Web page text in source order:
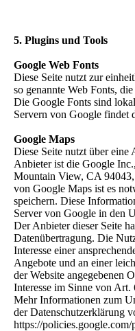
5. Plugins und Tools
Google Web Fonts
Diese Seite nutzt zur
so genannte Web Fonts,
Die Google Fonts sind
Servern von Google findet
Google Maps
Diese Seite nutzt über
Anbieter ist die Google
Mountain View, CA
von Google Maps ist es
speichern. Diese
Server von Google in den
Der Anbieter dieser Seite
Datenübertragung. Die
Interesse einer
Angebote und an einer
der Website angegebenen
Interesse im Sinne von
Mehr Informationen zum
der Datenschutzerklärung
https://